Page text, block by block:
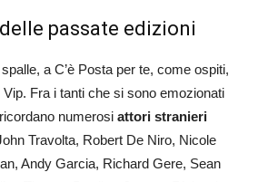
passate edizioni
a C’è Posta per te, come ospiti,
Fra i tanti che si sono emozionati
numerosi attori stranieri
Travolta, Robert De Niro, Nicole
Andy Garcia, Richard Gere, Sean